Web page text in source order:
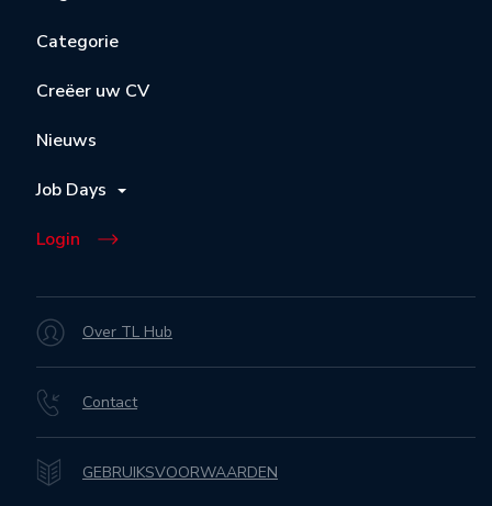
Categorie
Creëer uw CV
Nieuws
Job Days
Login
Over TL Hub
Contact
GEBRUIKSVOORWAARDEN